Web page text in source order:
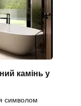
камінь у
символом